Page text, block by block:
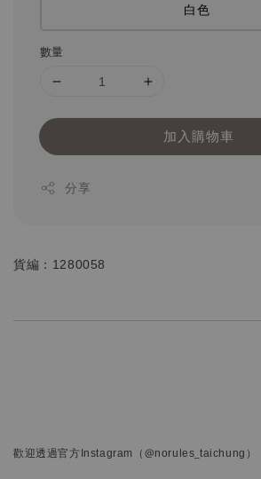
白色
數量
加入購物車
分享
貨編：1280058
歡迎透過官方Instagram （@norules_taichung）